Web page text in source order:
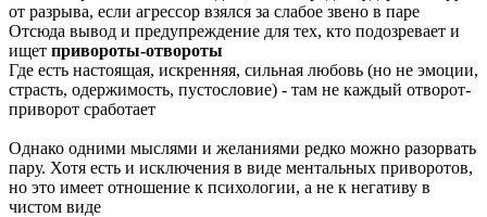
от разрыва, если агрессор взялся за слабое звено в паре
Отсюда вывод и предупреждение для тех, кто подозревает и
ищет привороты-отвороты
Где есть настоящая, искренняя, сильная любовь (но не эмоции,
страсть, одержимость, пустословие) - там не каждый отворот-
приворот сработает
Однако одними мыслями и желаниями редко можно разорвать
пару. Хотя есть и исключения в виде ментальных приворотов,
но это имеет отношение к психологии, а не к негативу в
чистом виде